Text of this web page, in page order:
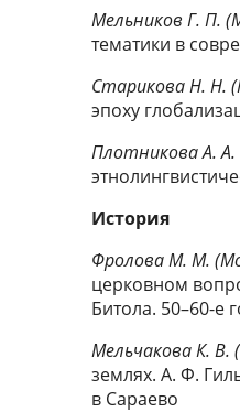
Мельников Г. П.
тематики в
Старикова Н. Н.
эпоху
Плотникова А.
История
Фролова М. М.
церковном
Битола. 50–60-е
Мельчакова К. В.
землях. А. Ф.
в Сараево